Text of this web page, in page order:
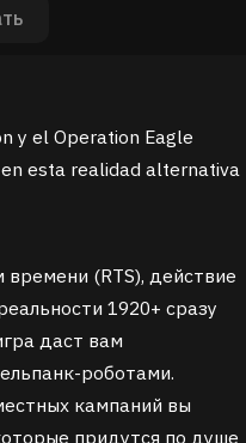
y el Operation Eagle
esta realidad alternativa
(RTS), действие
1920+ сразу
даcт вам
роботами.
кампаний вы
придутся по душе